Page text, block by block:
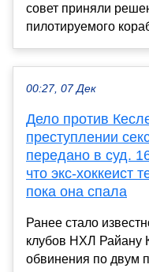
совет приняли
пилотируемого
00:27, 07 Дек
Дело против
преступлении
передано в суд.
что экс-хоккеист
пока она спала
Ранее стало
клубов НХЛ Райану
обвинения по двум